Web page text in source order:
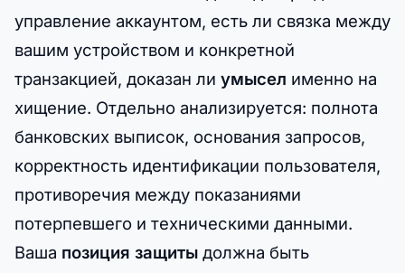
управление аккаунтом, есть ли связка между
вашим устройством и конкретной
транзакцией, доказан ли умысел именно на
хищение. Отдельно анализируется: полнота
банковских выписок, основания запросов,
корректность идентификации пользователя,
противоречия между показаниями
потерпевшего и техническими данными.
Ваша позиция защиты должна быть